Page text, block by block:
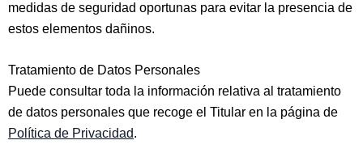
medidas de seguridad oportunas para evitar la presencia de
estos elementos dañinos.
Tratamiento de Datos Personales
Puede consultar toda la información relativa al tratamiento
de datos personales que recoge el Titular en la página de
Política de Privacidad.